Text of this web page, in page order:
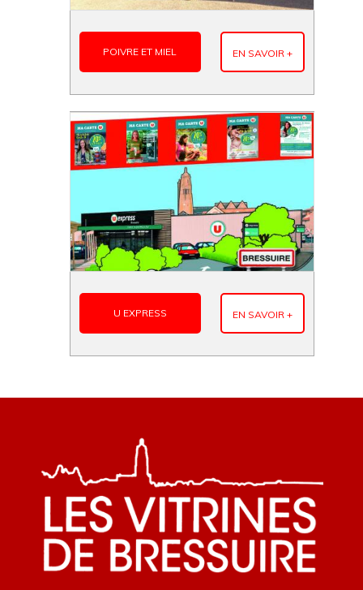
POIVRE ET MIEL EN SAVOIR +
U EXPRESS EN SAVOIR +